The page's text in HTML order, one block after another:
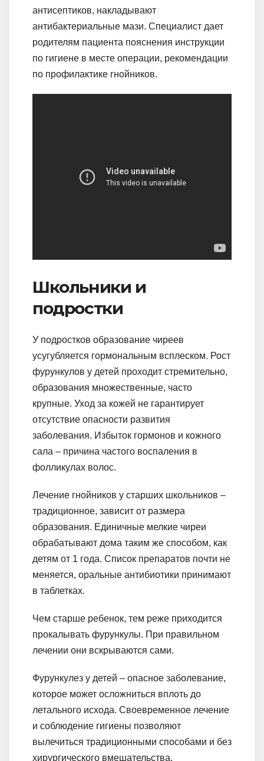
антисептиков, накладывают
антибактериальные мази. Специалист дает
родителям пациента пояснения инструкции
по гигиене в месте операции, рекомендации
по профилактике гнойников.
Школьники и
подростки
У подростков образование чиреев
усугубляется гормональным всплеском. Рост
фурункулов у детей проходит стремительно,
образования множественные, часто
крупные. Уход за кожей не гарантирует
отсутствие опасности развития
заболевания. Избыток гормонов и кожного
сала – причина частого воспаления в
фолликулах волос.
Лечение гнойников у старших школьников –
традиционное, зависит от размера
образования. Единичные мелкие чиреи
обрабатывают дома таким же способом, как
детям от 1 года. Список препаратов почти не
меняется, оральные антибиотики принимают
в таблетках.
Чем старше ребенок, тем реже приходится
прокалывать фурункулы. При правильном
лечении они вскрываются сами.
Фурункулез у детей – опасное заболевание,
которое может осложниться вплоть до
летального исхода. Своевременное лечение
и соблюдение гигиены позволяют
вылечиться традиционными способами и без
хирургического вмешательства.